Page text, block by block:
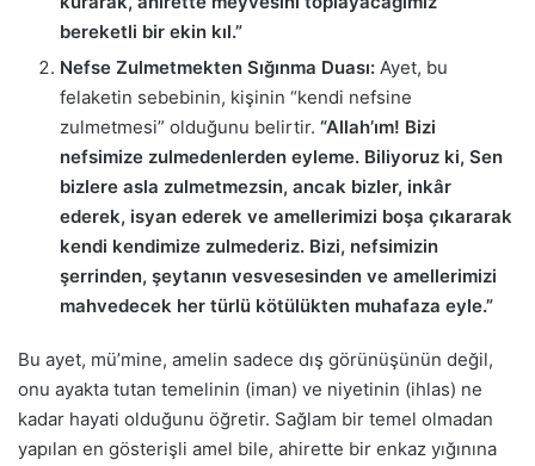
bereketli bir ekin kıl.”
Nefse Zulmetmekten Sığınma Duası: Ayet, bu
felaketin sebebinin, kişinin “kendi nefsine
zulmetmesi” olduğunu belirtir. “Allah’ım! Bizi
nefsimize zulmedenlerden eyleme. Biliyoruz ki, Sen
bizlere asla zulmetmezsin, ancak bizler, inkâr
ederek, isyan ederek ve amellerimizi boşa çıkararak
kendi kendimize zulmederiz. Bizi, nefsimizin
şerrinden, şeytanın vesvesesinden ve amellerimizi
mahvedecek her türlü kötülükten muhafaza eyle.”
Bu ayet, mü’mine, amelin sadece dış görünüşünün değil,
onu ayakta tutan temelinin (iman) ve niyetinin (ihlas) ne
kadar hayati olduğunu öğretir. Sağlam bir temel olmadan
yapılan en gösterişli amel bile, ahirette bir enkaz yığınına